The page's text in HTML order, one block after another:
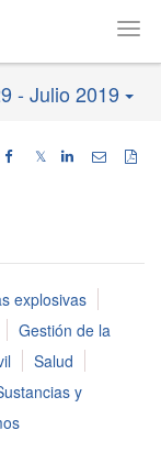
- Julio 2019
𝕏
explosivas
Gestión de la
Salud
y